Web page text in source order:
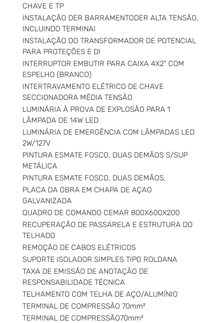
CHAVE E TP
INSTALAÇÃO DER BARRAMENTODER ALTA TENSÃO,
INCLUINDO TERMINAI
INSTALAÇÃO DO TRANSFORMADOR DE POTENCIAL
PARA PROTEÇÕES E DI
INTERRUPTOR EMBUTIR PARA CAIXA 4X2" COM
ESPELHO (BRANCO)
INTERTRAVAMENTO ELÉTRICO DE CHAVE
SECCIONADORA MÉDIA TENSÃO
LUMINÁRIA À PROVA DE EXPLOSÃO PARA 1
LÂMPADA DE 14W LED
LUMINÁRIA DE EMERGÊNCIA COM LÂMPADAS LED
2W/127V
PINTURA ESMATE FOSCO, DUAS DEMÃOS S/SUP
METÁLICA
PINTURA ESMATE FOSCO, DUAS DEMÃOS,
PLACA DA OBRA EM CHAPA DE AÇAO
GALVANIZADA
QUADRO DE COMANDO CEMAR 800X600X200
RECUPERAÇÃO DE PASSARELA E ESTRUTURA DO
TELHADO
REMOÇÃO DE CABOS ELÉTRICOS
SUPORTE ISOLADOR SIMPLES TIPO ROLDANA
TAXA DE EMISSÃO DE ANOTAÇÃO DE
RESPONSABILIDADE TÉCNICA
TELHAMENTO COM TELHA DE AÇO/ALUMÍNIO
TERMINAL DE COMPRESSÃO 70mm²
TERMINAL DE COMPRESSÃO70mm²